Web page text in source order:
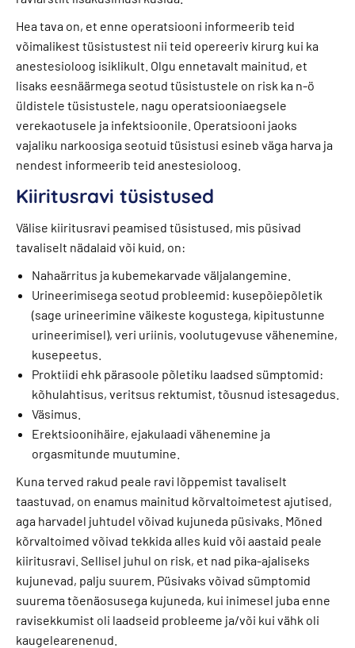
Hea tava on, et enne operatsiooni informeerib teid
võimalikest tüsistustest nii teid opereeriv kirurg kui ka
anestesioloog isiklikult. Olgu ennetavalt mainitud, et
lisaks eesnäärmega seotud tüsistustele on risk ka n-ö
üldistele tüsistustele, nagu operatsiooniaegsele
verekaotusele ja infektsioonile. Operatsiooni jaoks
vajaliku narkoosiga seotuid tüsistusi esineb väga harva ja
nendest informeerib teid anestesioloog.
Kiiritusravi tüsistused
Välise kiiritusravi peamised tüsistused, mis püsivad
tavaliselt nädalaid või kuid, on:
Nahaärritus ja kubemekarvade väljalangemine.
Urineerimisega seotud probleemid: kusepõiepõletik
(sage urineerimine väikeste kogustega, kipitustunne
urineerimisel), veri uriinis, voolutugevuse vähenemine,
kusepeetus.
Proktiidi ehk pärasoole põletiku laadsed sümptomid:
kõhulahtisus, veritsus rektumist, tõusnud istesagedus.
Väsimus.
Erektsioonihäire, ejakulaadi vähenemine ja
orgasmitunde muutumine.
Kuna terved rakud peale ravi lõppemist tavaliselt
taastuvad, on enamus mainitud kõrvaltoimetest ajutised,
aga harvadel juhtudel võivad kujuneda püsivaks. Mõned
kõrvaltoimed võivad tekkida alles kuid või aastaid peale
kiiritusravi. Sellisel juhul on risk, et nad pika-ajaliseks
kujunevad, palju suurem. Püsivaks võivad sümptomid
suurema tõenäosusega kujuneda, kui inimesel juba enne
ravisekkumist oli laadseid probleeme ja/või kui vähk oli
kaugelearenenud.